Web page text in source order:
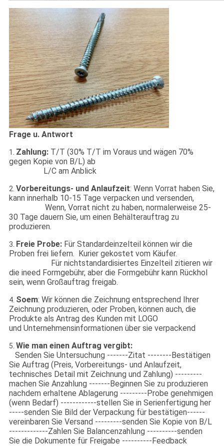
Frage u. Antwort
1. Zahlung:T/T (30% T/T im Voraus und wägen 70%
gegen Kopie von B/L) ab
L/C am Anblick
2. Vorbereitungs- und Anlaufzeit: Wenn Vorrat haben Sie,
kann innerhalb 10-15 Tage verpacken und versenden,
Wenn, Vorrat nicht zu haben, normalerweise 25-
30 Tage dauern Sie, um einen Behälterauftrag zu
produzieren.
3. Freie Probe:Für Standardeinzelteil können wir die
Proben frei liefern. Kurier gekostet vom Käufer.
Für nichtstandardisiertes Einzelteil zitieren wir
die ineed Formgebühr, aber die Formgebühr kann Rückhol
sein, wenn Großauftrag freigab.
4. Soem: Wir können die Zeichnung entsprechend Ihrer
Zeichnung produzieren, oder Proben, können auch, die
Produkte als Antrag des Kunden mit LOGO
und Unternehmensinformationen über sie verpackend
5. Wie man einen Auftrag vergibt:
Senden Sie Untersuchung -------Zitat --------Bestätigen
Sie Auftrag (Preis, Vorbereitungs- und Anlaufzeit,
technisches Detail mit Zeichnung und Zahlung) ---------
machen Sie Anzahlung -------Beginnen Sie zu produzieren
nachdem erhaltene Ablagerung ---------Probe genehmigen
(wenn Bedarf) ------------stellen Sie in Serienfertigung her
-----senden Sie Bild der Verpackung für bestätigen------
vereinbaren Sie Versand ---------senden Sie Kopie von B/L
-------------Zahlen Sie Balancenzahlung ----------senden
Sie die Dokumente für Freigabe ----------Feedback